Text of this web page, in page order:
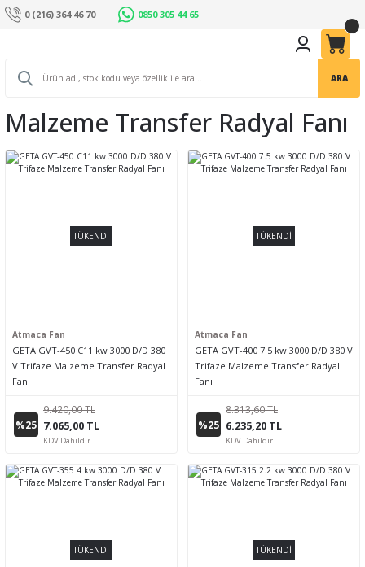
0 (216) 364 46 70 0850 305 44 65
ARA
Malzeme Transfer Radyal Fanı
TÜKENDİ
Atmaca Fan
GETA GVT-450 C11 kw 3000 D/D 380
V Trifaze Malzeme Transfer Radyal
Fanı
%25
9.420,00 TL
7.065,00 TL
KDV Dahildir
TÜKENDİ
Atmaca Fan
GETA GVT-400 7.5 kw 3000 D/D 380 V
Trifaze Malzeme Transfer Radyal
Fanı
%25
8.313,60 TL
6.235,20 TL
KDV Dahildir
TÜKENDİ TÜKENDİ